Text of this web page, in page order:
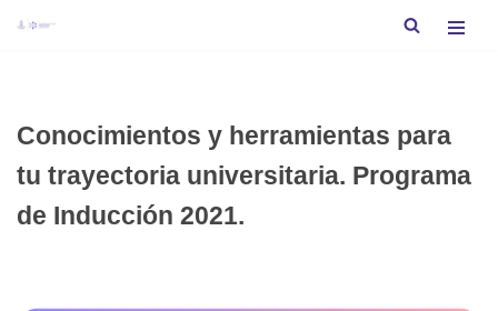
Conocimientos y herramientas para
tu trayectoria universitaria. Programa
de Inducción 2021.